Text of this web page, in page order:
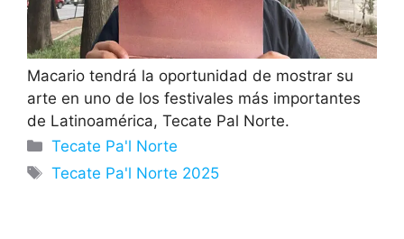
Macario tendrá la oportunidad de mostrar su
arte en uno de los festivales más importantes
de Latinoamérica, Tecate Pal Norte.
Categorías
Tecate Pa'l Norte
Etiquetas
Tecate Pa'l Norte 2025